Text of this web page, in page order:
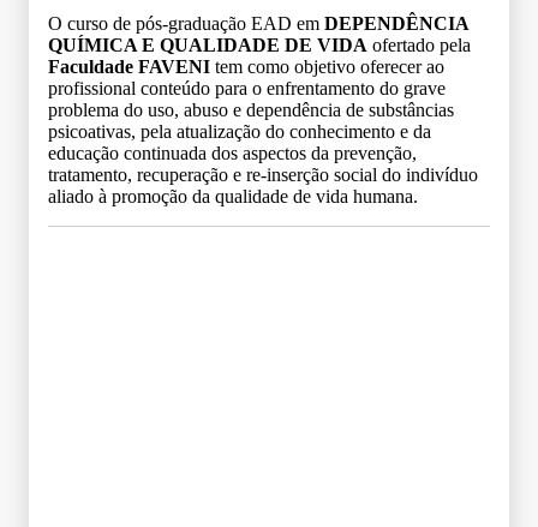
O curso de pós-graduação EAD em DEPENDÊNCIA
QUÍMICA E QUALIDADE DE VIDA ofertado pela
Faculdade FAVENI tem como objetivo oferecer ao
profissional conteúdo para o enfrentamento do grave
problema do uso, abuso e dependência de substâncias
psicoativas, pela atualização do conhecimento e da
educação continuada dos aspectos da prevenção,
tratamento, recuperação e re-inserção social do indivíduo
aliado à promoção da qualidade de vida humana.